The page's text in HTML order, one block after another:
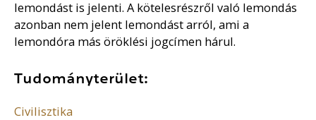
lemondást is jelenti. A kötelesrészről való lemondás
azonban nem jelent lemondást arról, ami a
lemondóra más öröklési jogcímen hárul.
Tudományterület:
Civilisztika